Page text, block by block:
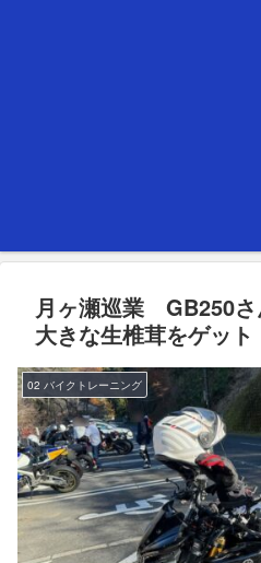
月ヶ瀬巡業 GB250
大きな生椎茸をゲット
02 バイクトレーニング